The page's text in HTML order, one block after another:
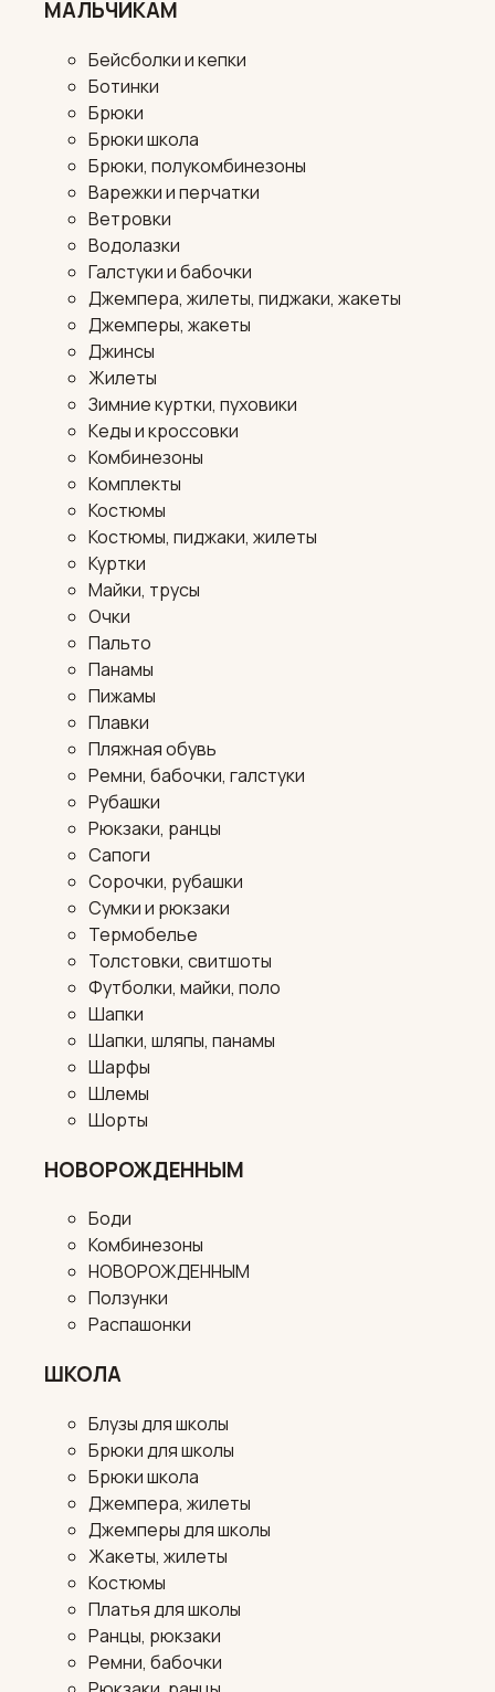
МАЛЬЧИКАМ
Бейсболки и кепки
Ботинки
Брюки
Брюки школа
Брюки, полукомбинезоны
Варежки и перчатки
Ветровки
Водолазки
Галстуки и бабочки
Джемпера, жилеты, пиджаки, жакеты
Джемперы, жакеты
Джинсы
Жилеты
Зимние куртки, пуховики
Кеды и кроссовки
Комбинезоны
Комплекты
Костюмы
Костюмы, пиджаки, жилеты
Куртки
Майки, трусы
Очки
Пальто
Панамы
Пижамы
Плавки
Пляжная обувь
Ремни, бабочки, галстуки
Рубашки
Рюкзаки, ранцы
Сапоги
Сорочки, рубашки
Сумки и рюкзаки
Термобелье
Толстовки, свитшоты
Футболки, майки, поло
Шапки
Шапки, шляпы, панамы
Шарфы
Шлемы
Шорты
НОВОРОЖДЕННЫМ
Боди
Комбинезоны
НОВОРОЖДЕННЫМ
Ползунки
Распашонки
ШКОЛА
Блузы для школы
Брюки для школы
Брюки школа
Джемпера, жилеты
Джемперы для школы
Жакеты, жилеты
Костюмы
Платья для школы
Ранцы, рюкзаки
Ремни, бабочки